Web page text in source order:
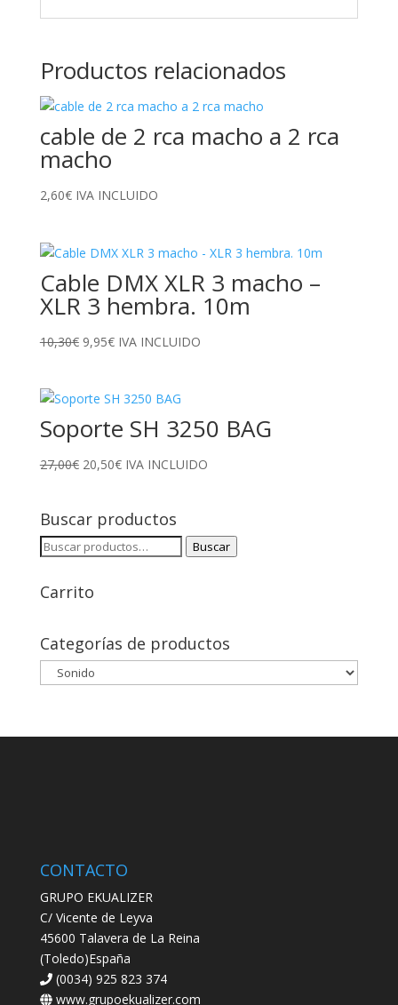
Productos relacionados
cable de 2 rca macho a 2 rca
macho
2,60€ IVA INCLUIDO
Cable DMX XLR 3 macho –
XLR 3 hembra. 10m
10,30€ El
era:
10,30€.
9,95€El
es:
9,95€.
IVA INCLUIDO
Soporte SH 3250 BAG
27,00€ El
era:
27,00€.
20,50€El
es:
20,50€.
IVA INCLUIDO
Buscar productos
Buscar
Buscar
Carrito
Categorías de productos
CONTACTO
GRUPO EKUALIZER
C/ Vicente de Leyva
45600 Talavera de La Reina
(Toledo)España
(0034) 925 823 374
www.grupoekualizer.com